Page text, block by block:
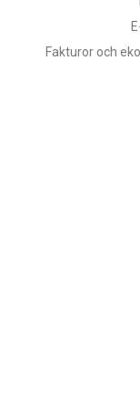
Fakturor och